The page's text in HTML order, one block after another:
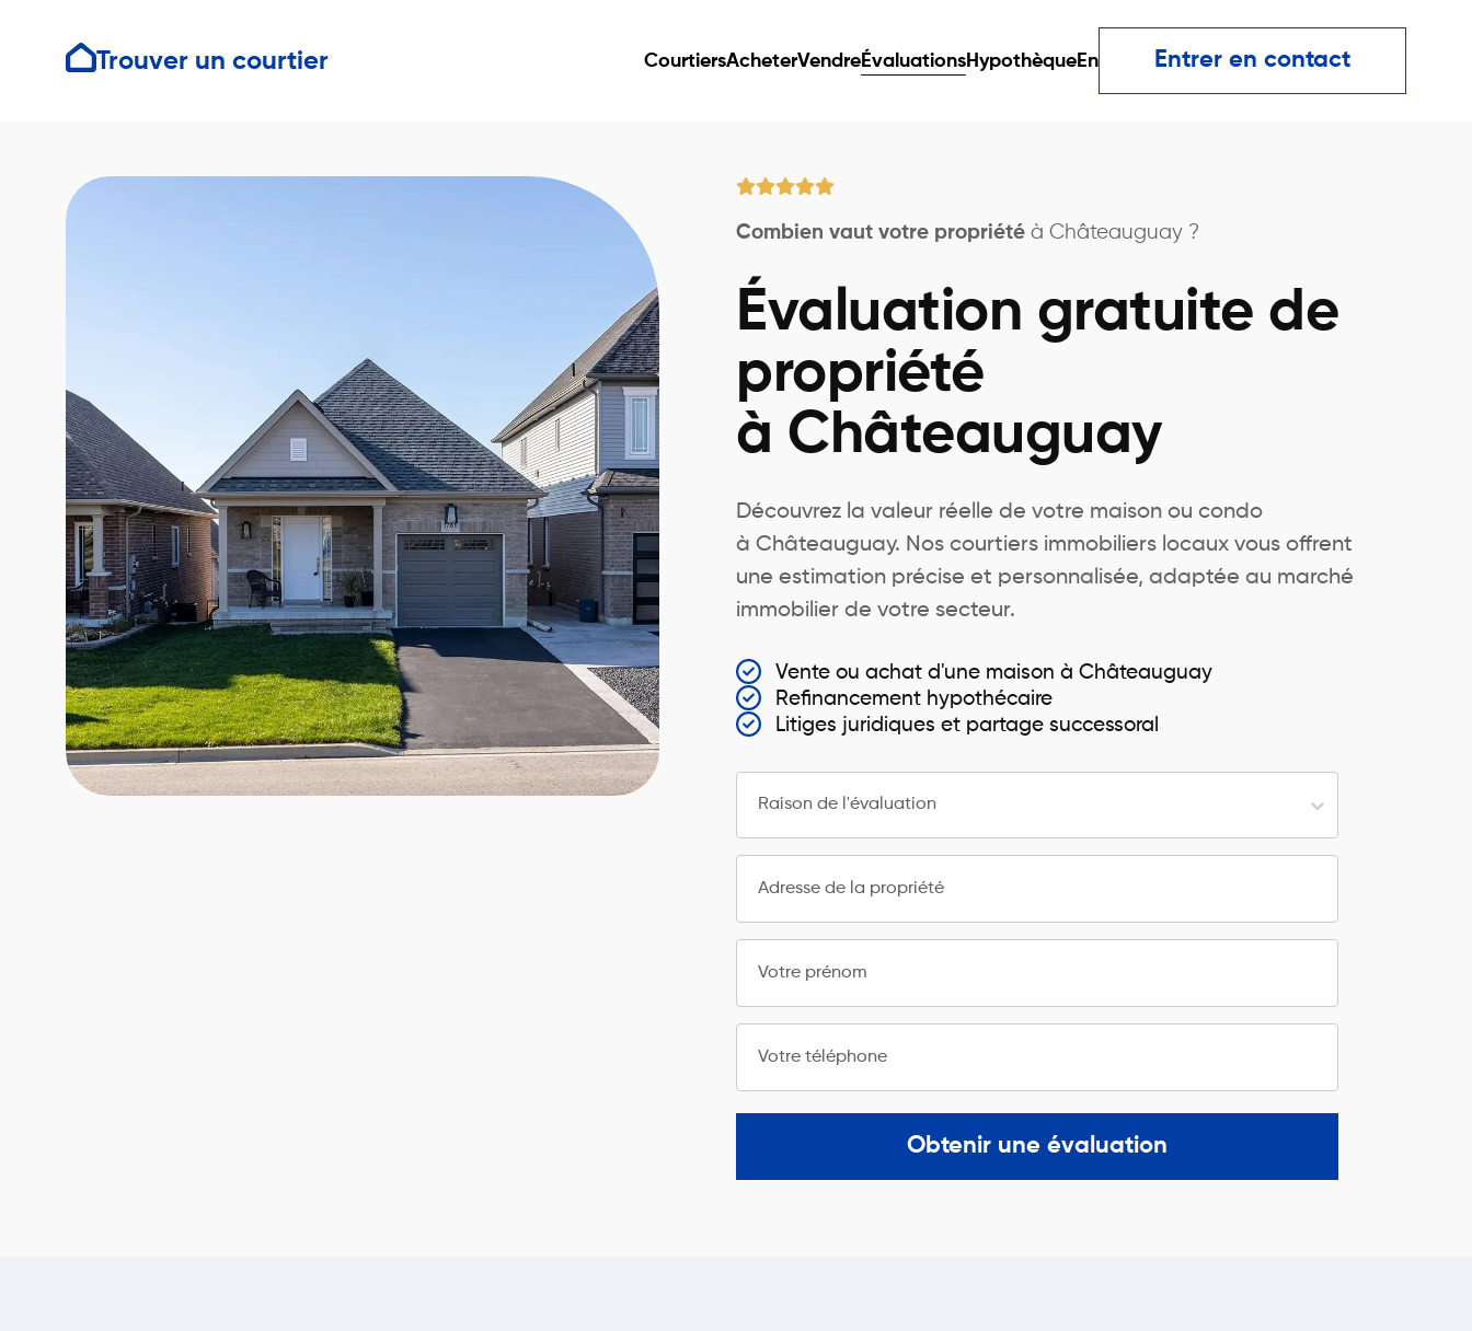
Trouver un courtier CourtiersAcheterVendreÉvaluationsHypothèqueEn Entrer en contact
Combien vaut votre propriété à Châteauguay ?
Évaluation gratuite de
propriété
à Châteauguay
Découvrez la valeur réelle de votre maison ou condo
à Châteauguay. Nos courtiers immobiliers locaux vous offrent
une estimation précise et personnalisée, adaptée au marché
immobilier de votre secteur.
Vente ou achat d'une maison à Châteauguay
Refinancement hypothécaire
Litiges juridiques et partage successoral
Raison de l'évaluation
Adresse de la propriété
Votre prénom
Votre téléphone
Obtenir une évaluation